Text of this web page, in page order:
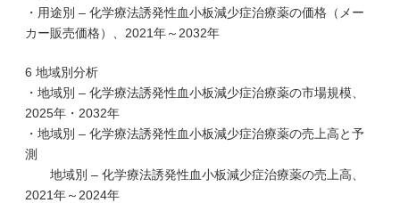
・用途別 – 化学療法誘発性血小板減少症治療薬の価格（メー
カー販売価格）、2021年～2032年
6 地域別分析
・地域別 – 化学療法誘発性血小板減少症治療薬の市場規模、
2025年・2032年
・地域別 – 化学療法誘発性血小板減少症治療薬の売上高と予
測
地域別 – 化学療法誘発性血小板減少症治療薬の売上高、
2021年～2024年